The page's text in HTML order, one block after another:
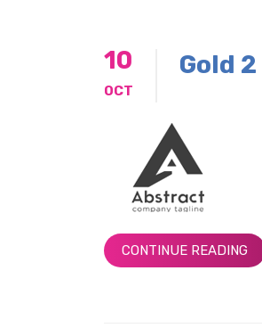
10
OCT
Gold 2
CONTINUE READING